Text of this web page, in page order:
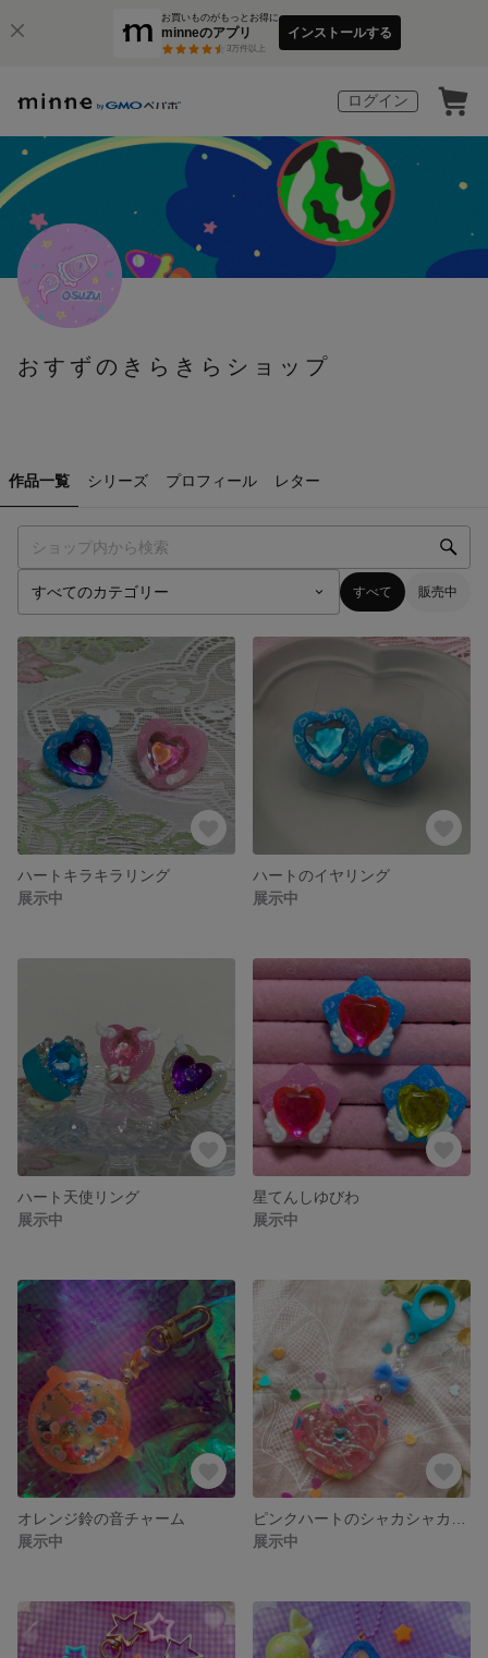
お買いものがもっとお得に
minneのアプリ
3万件以上
インストールする
ログイン
おすずのきらきらショップ
作品一覧 シリーズ プロフィール レター
すべて 販売中
ハートキラキラリング
展示中
ハートのイヤリング
展示中
ハート天使リング
展示中
星てんしゆびわ
展示中
オレンジ鈴の音チャーム
展示中
展示中